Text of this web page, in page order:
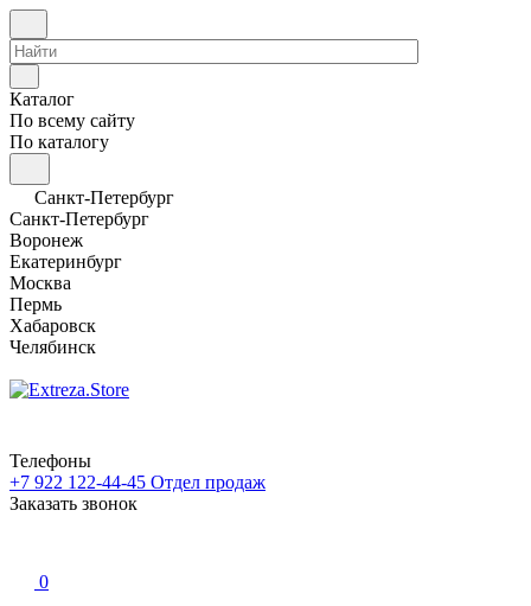
Каталог
По всему сайту
По каталогу
Санкт-Петербург
Санкт-Петербург
Воронеж
Екатеринбург
Москва
Пермь
Хабаровск
Челябинск
Телефоны
+7 922 122-44-45 Отдел продаж
Заказать звонок
0